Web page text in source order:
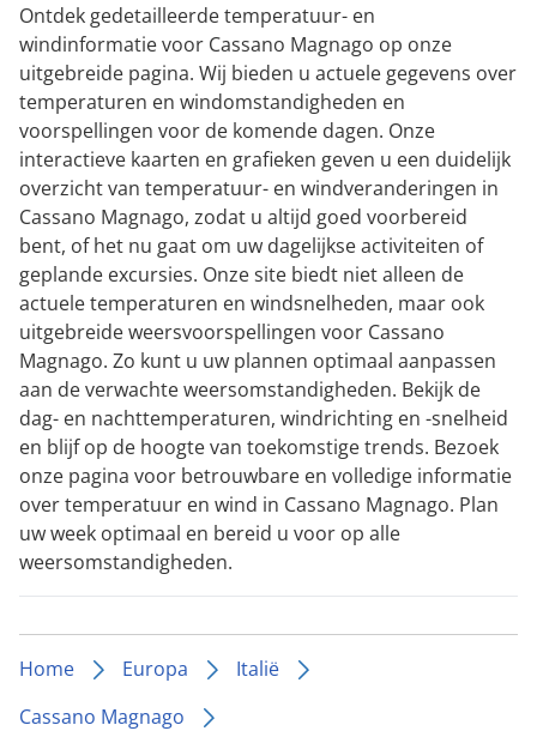
Ontdek gedetailleerde temperatuur- en
windinformatie voor Cassano Magnago op onze
uitgebreide pagina. Wij bieden u actuele gegevens over
temperaturen en windomstandigheden en
voorspellingen voor de komende dagen. Onze
interactieve kaarten en grafieken geven u een duidelijk
overzicht van temperatuur- en windveranderingen in
Cassano Magnago, zodat u altijd goed voorbereid
bent, of het nu gaat om uw dagelijkse activiteiten of
geplande excursies. Onze site biedt niet alleen de
actuele temperaturen en windsnelheden, maar ook
uitgebreide weersvoorspellingen voor Cassano
Magnago. Zo kunt u uw plannen optimaal aanpassen
aan de verwachte weersomstandigheden. Bekijk de
dag- en nachttemperaturen, windrichting en -snelheid
en blijf op de hoogte van toekomstige trends. Bezoek
onze pagina voor betrouwbare en volledige informatie
over temperatuur en wind in Cassano Magnago. Plan
uw week optimaal en bereid u voor op alle
weersomstandigheden.
Home Europa
Italië
Cassano Magnago